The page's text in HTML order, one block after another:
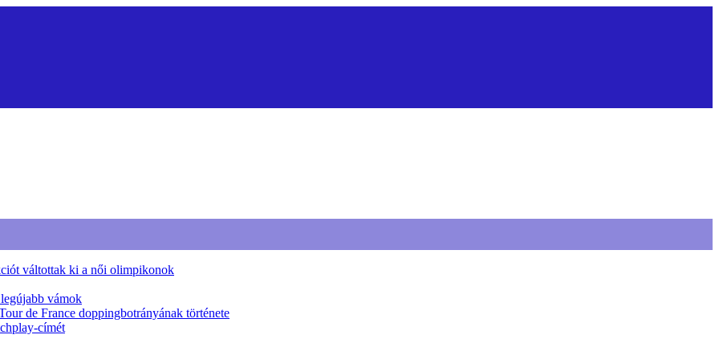
váltottak ki a női olimpikonok
vámok
de France doppingbotrányának története
címét